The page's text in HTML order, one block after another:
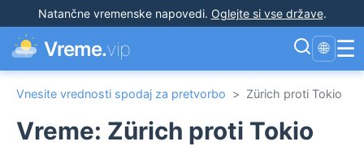
Natančne vremenske napovedi. Oglejte si vse države.
Vreme.vip 🌐 ☰
Vnesite vrednosti spodaj za pretvorbo > Zürich proti Tokio
Vreme: Zürich proti Tokio